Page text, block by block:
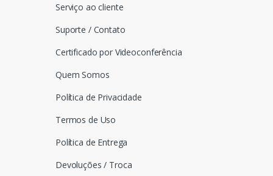
Serviço ao cliente
Suporte / Contato
Certificado por Videoconferência
Quem Somos
Política de Privacidade
Termos de Uso
Política de Entrega
Devoluções / Troca